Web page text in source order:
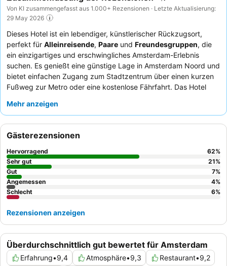
Von KI zusammengefasst aus 1.000+ Rezensionen · Letzte Aktualisierung:
29 May 2026
Dieses Hotel ist ein lebendiger, künstlerischer Rückzugsort,
perfekt für Alleinreisende, Paare und Freundesgruppen, die
ein einzigartiges und erschwingliches Amsterdam-Erlebnis
suchen. Es genießt eine günstige Lage in Amsterdam Noord und
bietet einfachen Zugang zum Stadtzentrum über einen kurzen
Fußweg zur Metro oder eine kostenlose Fährfahrt. Das Hotel
Arbeitszimmer
und hilfsbereite Personal sowie die vielfältigen und köstlichen
la-carte-Frühstücksoptionen
einen wirklich unverwechselbaren Aufenthalt sollten Sie eines
der Zimmer in der umgebauten Kirche buchen, um deren
historischen Charme und skurrile Einrichtung zu erleben.
Mehr anzeigen
Überdurchschnittlich gut bewertet für Amsterdam
Erfahrung•9,4 Atmosphäre•9,3 Restaurant•9,2
Gästerezensionen
Hervorragend 62%
Sehr gut
21%
Gut
7%
Angemessen
4%
Schlecht
6%
Rezensionen anzeigen